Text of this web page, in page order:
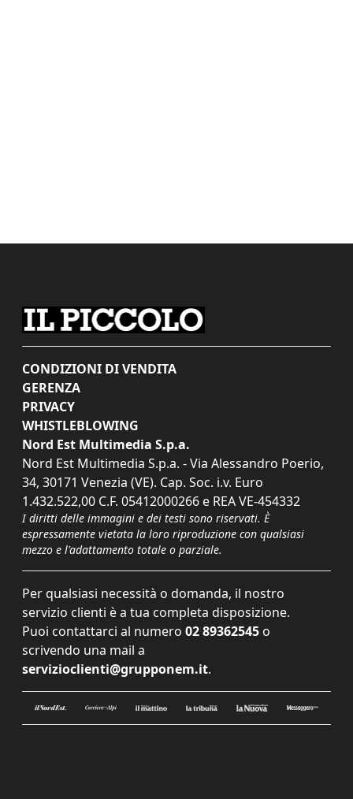
CONDIZIONI DI VENDITA
GERENZA
PRIVACY
WHISTLEBLOWING
Nord Est Multimedia S.p.a.
Nord Est Multimedia S.p.a. - Via Alessandro Poerio,
34, 30171 Venezia (VE). Cap. Soc. i.v. Euro
1.432.522,00 C.F. 05412000266 e REA VE-454332
I diritti delle immagini e dei testi sono riservati. È
espressamente vietata la loro riproduzione con qualsiasi
mezzo e l'adattamento totale o parziale.
Per qualsiasi necessità o domanda, il nostro
servizio clienti è a tua completa disposizione.
Puoi contattarci al numero 02 89362545 o
scrivendo una mail a
servizioclienti@grupponem.it.